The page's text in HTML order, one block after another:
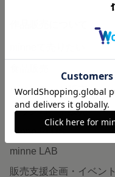
ヴィンテージ販売
ダウンロード販売
minne PLUS
minne LAB
販売支援企画・イベント